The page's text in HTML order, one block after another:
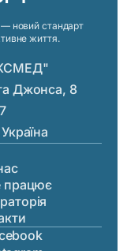
— новий стандарт
життя.
Джонса, 8
працює